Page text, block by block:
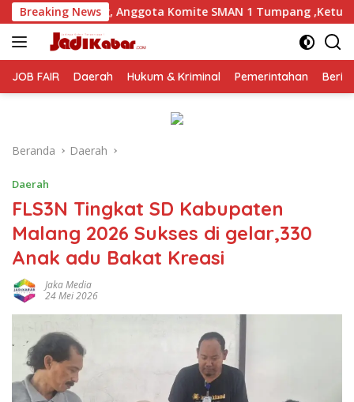
Langsung
ke
konten
Breaking News
Komite SMAN 1 Tumpang ,Ketua DPD IWOI Buka suara
JOB FAIR Daerah Hukum & Kriminal Pemerintahan
Beranda Daerah
Daerah
FLS3N Tingkat SD Kabupaten
Malang 2026 Sukses di gelar,330
Anak adu Bakat Kreasi
Jaka Media
24 Mei 2026